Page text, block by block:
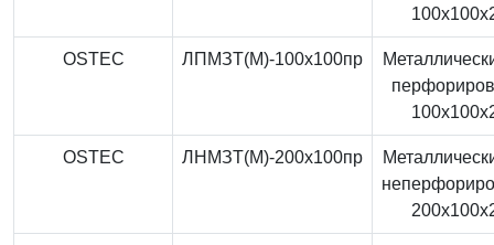
OSTEC ЛПМЗТ(М)-100x100пр
OSTEC ЛНМЗТ(М)-200x100пр